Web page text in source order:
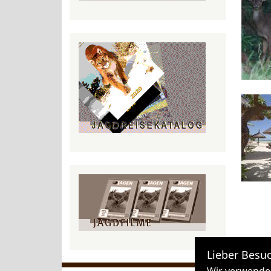
Lieber